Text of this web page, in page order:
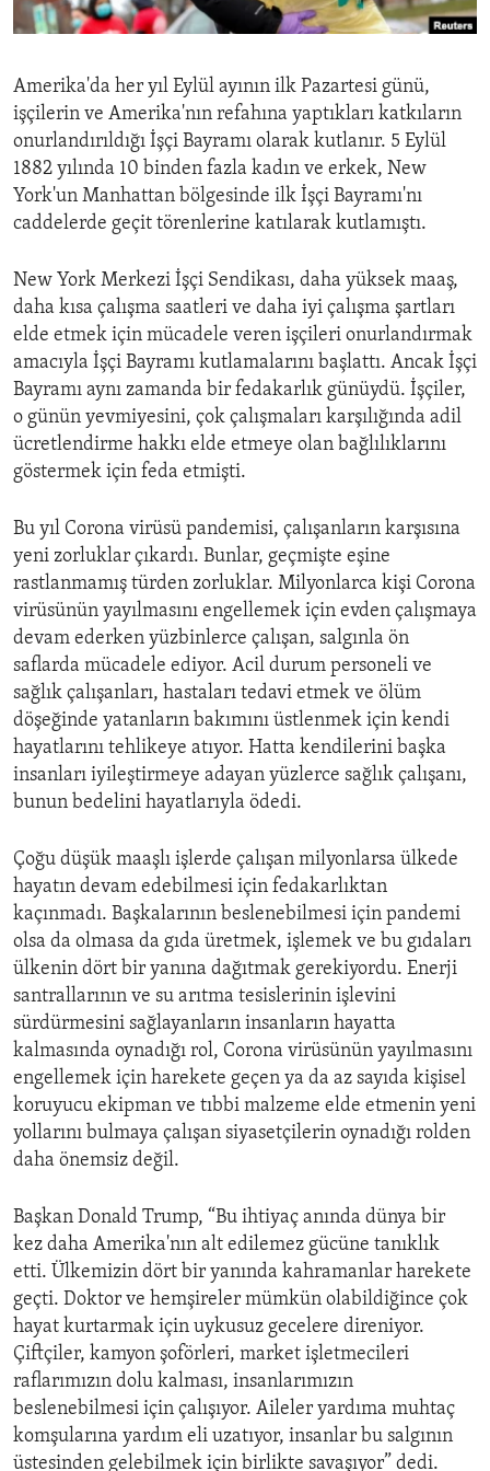
ENVIRONMENT AND HEALTH
Amerika'da her yıl Eylül ayının ilk Pazartesi günü,
işçilerin ve Amerika'nın refahına yaptıkları katkıların
onurlandırıldığı İşçi Bayramı olarak kutlanır. 5 Eylül
1882 yılında 10 binden fazla kadın ve erkek, New
York'un Manhattan bölgesinde ilk İşçi Bayramı'nı
caddelerde geçit törenlerine katılarak kutlamıştı.
New York Merkezi İşçi Sendikası, daha yüksek maaş,
daha kısa çalışma saatleri ve daha iyi çalışma şartları
elde etmek için mücadele veren işçileri onurlandırmak
amacıyla İşçi Bayramı kutlamalarını başlattı. Ancak İşçi
Bayramı aynı zamanda bir fedakarlık günüydü. İşçiler,
o günün yevmiyesini, çok çalışmaları karşılığında adil
ücretlendirme hakkı elde etmeye olan bağlılıklarını
göstermek için feda etmişti.
Bu yıl Corona virüsü pandemisi, çalışanların karşısına
yeni zorluklar çıkardı. Bunlar, geçmişte eşine
rastlanmamış türden zorluklar. Milyonlarca kişi Corona
virüsünün yayılmasını engellemek için evden çalışmaya
devam ederken yüzbinlerce çalışan, salgınla ön
saflarda mücadele ediyor. Acil durum personeli ve
sağlık çalışanları, hastaları tedavi etmek ve ölüm
döşeğinde yatanların bakımını üstlenmek için kendi
hayatlarını tehlikeye atıyor. Hatta kendilerini başka
insanları iyileştirmeye adayan yüzlerce sağlık çalışanı,
bunun bedelini hayatlarıyla ödedi.
Çoğu düşük maaşlı işlerde çalışan milyonlarsa ülkede
hayatın devam edebilmesi için fedakarlıktan
kaçınmadı. Başkalarının beslenebilmesi için pandemi
olsa da olmasa da gıda üretmek, işlemek ve bu gıdaları
ülkenin dört bir yanına dağıtmak gerekiyordu. Enerji
santrallarının ve su arıtma tesislerinin işlevini
sürdürmesini sağlayanların insanların hayatta
kalmasında oynadığı rol, Corona virüsünün yayılmasını
engellemek için harekete geçen ya da az sayıda kişisel
koruyucu ekipman ve tıbbi malzeme elde etmenin yeni
yollarını bulmaya çalışan siyasetçilerin oynadığı rolden
daha önemsiz değil.
Başkan Donald Trump, “Bu ihtiyaç anında dünya bir
kez daha Amerika'nın alt edilemez gücüne tanıklık
etti. Ülkemizin dört bir yanında kahramanlar harekete
geçti. Doktor ve hemşireler mümkün olabildiğince çok
hayat kurtarmak için uykusuz gecelere direniyor.
Çiftçiler, kamyon şoförleri, market işletmecileri
raflarımızın dolu kalması, insanlarımızın
beslenebilmesi için çalışıyor. Aileler yardıma muhtaç
komşularına yardım eli uzatıyor, insanlar bu salgının
üstesinden gelebilmek için birlikte savaşıyor” dedi.